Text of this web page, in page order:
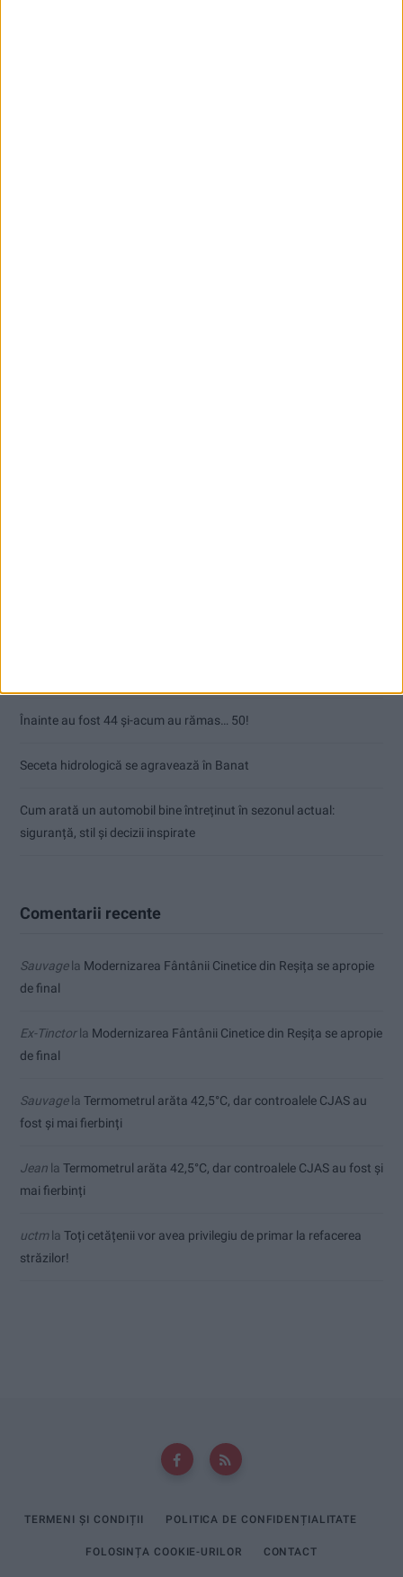
Înainte au fost 44 și-acum au rămas… 50!
Seceta hidrologică se agravează în Banat
Cum arată un automobil bine întreținut în sezonul actual:
siguranță, stil și decizii inspirate
Comentarii recente
Sauvagela Modernizarea Fântânii Cinetice din Reșița se apropie
de final
Ex-Tinctorla Modernizarea Fântânii Cinetice din Reșița se apropie
de final
Sauvagela Termometrul arăta 42,5°C, dar controalele CJAS au
fost și mai fierbinți
Jean la Termometrul arăta 42,5°C, dar controalele CJAS au fost și
mai fierbinți
uctmla Toți cetățenii vor avea privilegiu de primar la refacerea
străzilor!
TERMENI ȘI CONDIȚII POLITICA DE CONFIDENȚIALITATE
FOLOSINȚA COOKIE-URILOR CONTACT